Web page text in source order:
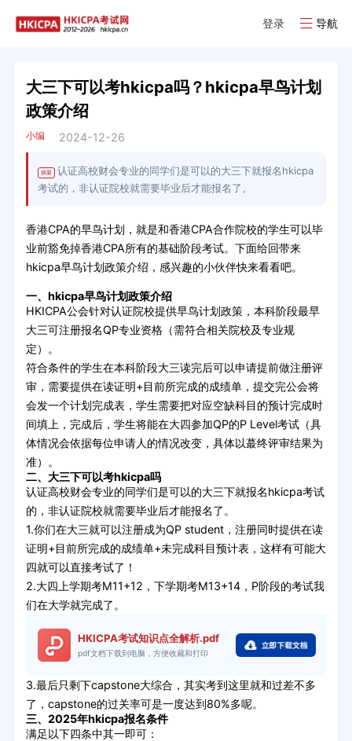
登录 导航
大三下可以考hkicpa吗？hkicpa早鸟计划
政策介绍
小编 2024-12-26
摘要
认证高校财会专业的同学们是可以的大三下就报名hkicpa
考试的，非认证院校就需要毕业后才能报名了。
香港CPA的早鸟计划，就是和香港CPA合作院校的学生可以毕
业前豁免掉香港CPA所有的基础阶段考试。下面给回带来
hkicpa早鸟计划政策介绍，感兴趣的小伙伴快来看看吧。
一、hkicpa早鸟计划政策介绍
HKICPA公会针对认证院校提供早鸟计划政策，本科阶段最早
大三可注册报名QP专业资格（需符合相关院校及专业规
定）。
符合条件的学生在本科阶段大三读完后可以申请提前做注册评
审，需要提供在读证明+目前所完成的成绩单，提交完公会将
会发一个计划完成表，学生需要把对应空缺科目的预计完成时
间填上，完成后，学生将能在大四参加QP的P Level考试（具
体情况会依据每位申请人的情况改变，具体以蕞终评审结果为
准）。
二、大三下可以考hkicpa吗
认证高校财会专业的同学们是可以的大三下就报名hkicpa考试
的，非认证院校就需要毕业后才能报名了。
1.你们在大三就可以注册成为QP student，注册同时提供在读
证明+目前所完成的成绩单+未完成科目预计表，这样有可能大
四就可以直接考试了！
2.大四上学期考M11+12，下学期考M13+14，P阶段的考试我
们在大学就完成了。
HKICPA考试知识点全解析.pdf
pdf文档下载到电脑，方便收藏和打印
3.最后只剩下capstone大综合，其实考到这里就和过差不多
了，capstone的过关率可是一度达到80%多呢。
三、2025年hkicpa报名条件
满足以下四条中其一即可：